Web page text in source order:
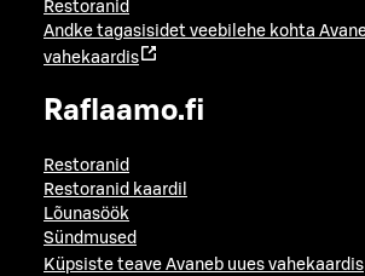
Restoranid
Andke tagasisidet veebilehe kohta
vahekaardis
Raflaamo.fi
Restoranid
Restoranid kaardil
Lõunasöök
Sündmused
Küpsiste teave Avaneb uues vahekaardis